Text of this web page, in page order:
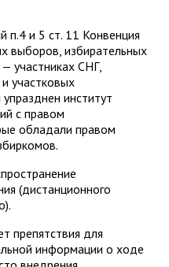
п.4 и 5 ст. 11 Конвенция
выборов, избирательных
участниках СНГ,
участковых
институт
с правом
обладали правом
(дистанционного
препятствия для
информации о ходе